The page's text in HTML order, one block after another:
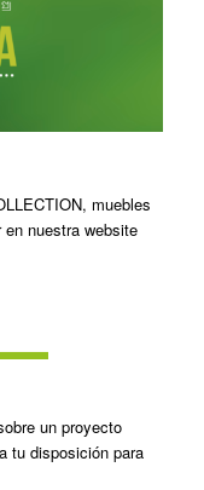
muebles
nuestra website
un proyecto
tu disposición para